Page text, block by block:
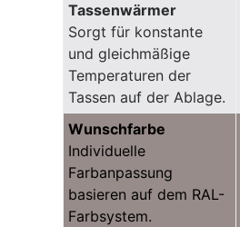
Tassenwärmer
Sorgt für konstante
und gleichmäßige
Temperaturen der
Tassen auf der Ablage.
Wunschfarbe
Individuelle
Farbanpassung
basieren auf dem RAL-
Farbsystem.